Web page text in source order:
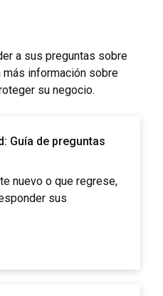
a sus preguntas sobre
más información sobre
su negocio.
Guía de preguntas
nuevo o que regrese,
sus